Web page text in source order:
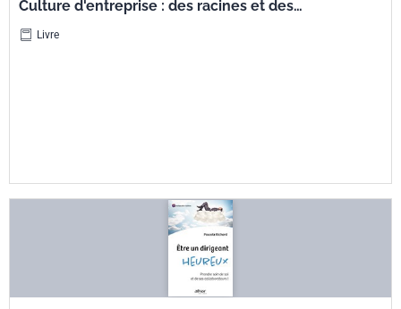
Culture d'entreprise : des racines et des
hommes - Construire sa stratégie sur son ADN
et la déployer grâce à sa culture
Livre